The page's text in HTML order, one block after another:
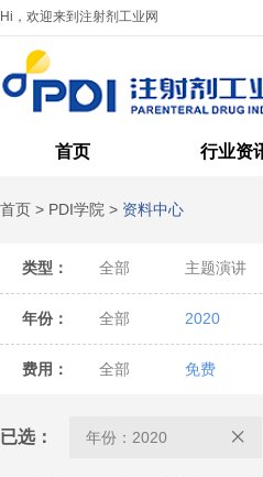
Hi，欢迎来到注射剂工业网
首页 行业资
首页 > PDI学院 > 资料中心
类型： 全部 主题演讲
年份： 全部 2020
费用： 全部 免费
已选： 年份：2020